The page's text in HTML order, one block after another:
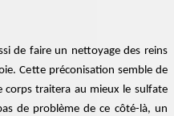
de faire un nettoyage des reins
Cette préconisation semble de
corps traitera au mieux le sulfate
de problème de ce côté-là, un